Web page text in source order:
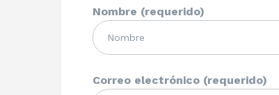
Nombre (requerido)
Correo electrónico (requerido)